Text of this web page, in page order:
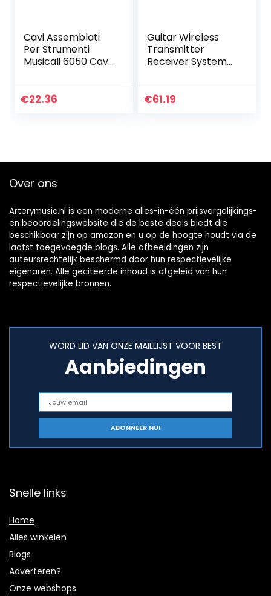
Cavi Assemblati
Per Strumenti
Musicali 6050 Cavo
€22.36
Guitar Wireless
Transmitter
Receiver System
oplaadbare
€61.19
Over ons
Arterymusic.nl is een moderne alles-in-één prijsvergelijkings-
en beoordelingswebsite die de beste deals biedt die
beschikbaar zijn op amazon en u op de hoogte houdt via de
laatst toegevoegde blogs. Alle afbeeldingen zijn
auteursrechtelijk beschermd door hun respectievelijke
eigenaren. Alle geciteerde inhoud is afgeleid van hun
respectievelijke bronnen.
WORD LID VAN ONZE MAILLIJST VOOR BEST
Aanbiedingen
Snelle links
Home
Alles winkelen
Blogs
Adverteren?
Onze webshops